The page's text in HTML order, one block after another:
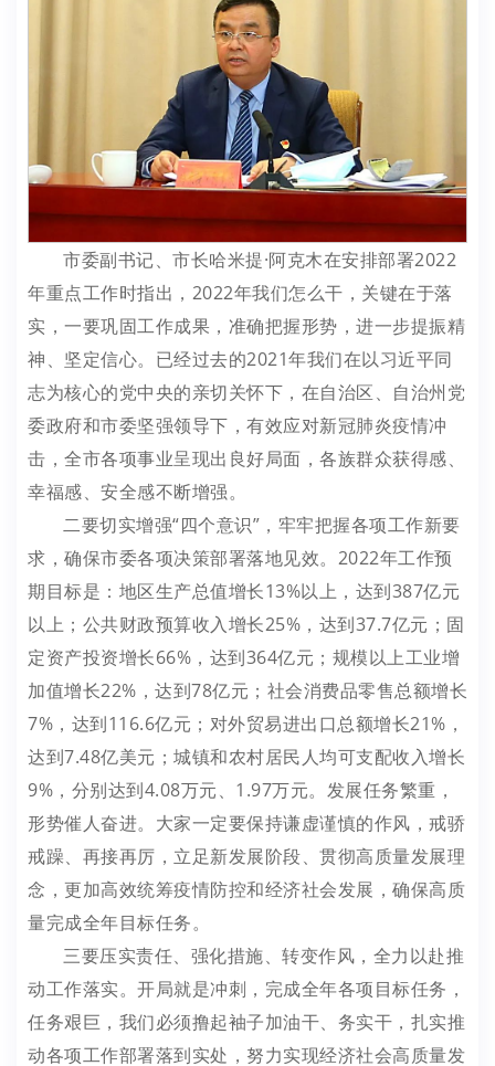
市委副书记、市长哈米提·阿克木在安排部署2022
年重点工作时指出，2022年我们怎么干，关键在于落
实，一要巩固工作成果，准确把握形势，进一步提振精
神、坚定信心。已经过去的2021年我们在以习近平同
志为核心的党中央的亲切关怀下，在自治区、自治州党
委政府和市委坚强领导下，有效应对新冠肺炎疫情冲
击，全市各项事业呈现出良好局面，各族群众获得感、
幸福感、安全感不断增强。
二要切实增强“四个意识”，牢牢把握各项工作新要
求，确保市委各项决策部署落地见效。2022年工作预
期目标是：地区生产总值增长13%以上，达到387亿元
以上；公共财政预算收入增长25%，达到37.7亿元；固
定资产投资增长66%，达到364亿元；规模以上工业增
加值增长22%，达到78亿元；社会消费品零售总额增长
7%，达到116.6亿元；对外贸易进出口总额增长21%，
达到7.48亿美元；城镇和农村居民人均可支配收入增长
9%，分别达到4.08万元、1.97万元。发展任务繁重，
形势催人奋进。大家一定要保持谦虚谨慎的作风，戒骄
戒躁、再接再厉，立足新发展阶段、贯彻高质量发展理
念，更加高效统筹疫情防控和经济社会发展，确保高质
量完成全年目标任务。
三要压实责任、强化措施、转变作风，全力以赴推
动工作落实。开局就是冲刺，完成全年各项目标任务，
任务艰巨，我们必须撸起袖子加油干、务实干，扎实推
动各项工作部署落到实处，努力实现经济社会高质量发